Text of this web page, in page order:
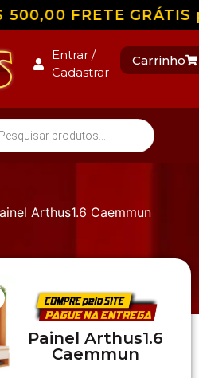
FRETE
Entrar /
Cadastrar
Carrinho
Arthus1.6 Caemmun
Painel Arthus1.6
Caemmun